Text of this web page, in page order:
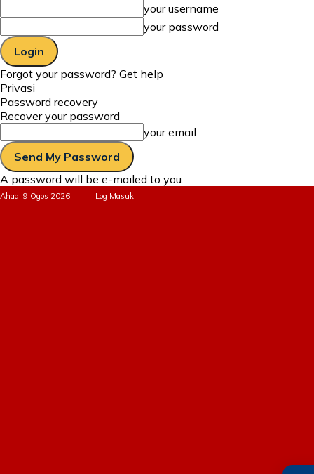
your username
your password
Forgot your password? Get help
Privasi
Password recovery
Recover your password
your email
A password will be e-mailed to you.
Ahad, 9 Ogos 2026 Log Masuk